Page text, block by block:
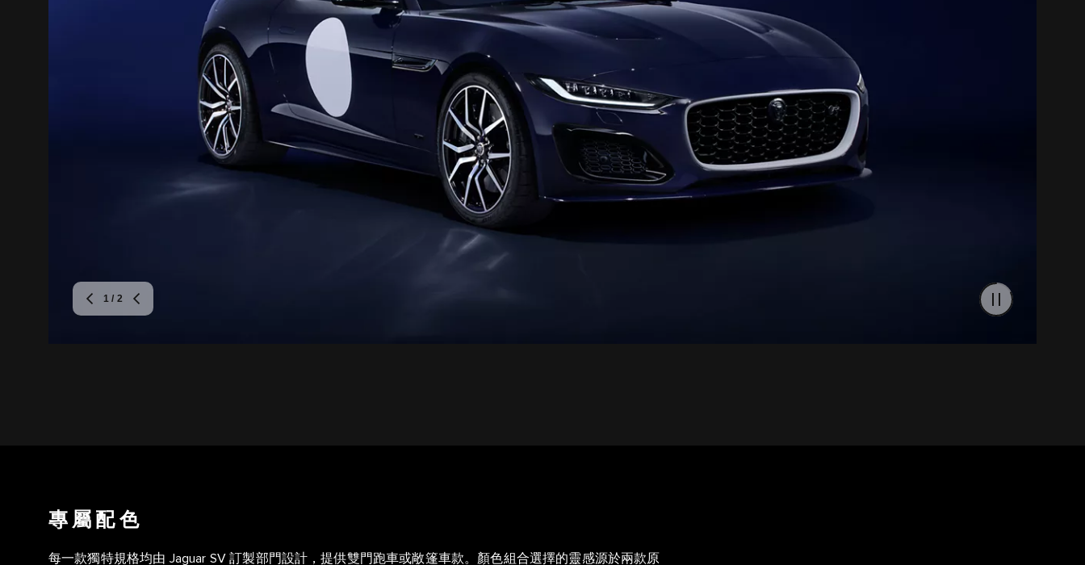
1 / 2
專屬配色
每一款獨特規格均由 Jaguar SV 訂製部門設計，提供雙門跑車或敞篷車款。顏色組合選擇的靈感源於兩款原